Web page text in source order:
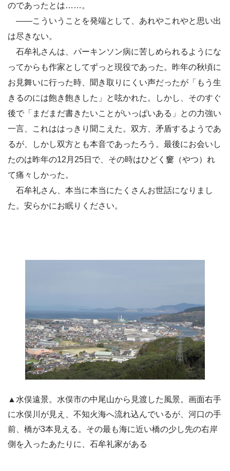
のであったとは……。
――こういうことを発端として、あれやこれやと思い出
は尽きない。
石牟礼さんは、パーキンソン病に苦しめられるようにな
ってからも作家としてずっと現役であった。昨年の秋頃に
お見舞いに行った時、聞き取りにくい声だったが「もう生
きるのには飽き飽きした」と呟かれた。しかし、そのすぐ
後で「まだまだ書きたいことがいっぱいある」との力強い
一言、これははっきり聞こえた。双方、矛盾するようであ
るが、しかし双方とも本音であったろう。最後にお会いし
たのは昨年の12月25日で、その時はひどく窶（やつ）れ
て痛々しかった。
石牟礼さん、本当に本当にたくさんお世話になりまし
た。安らかにお眠りください。
▲水俣遠景。水俣市の中尾山から見渡した風景。画面右手
に水俣川が見え、不知火海へ流れ込んでいるが、河口の手
前、橋が3本見える。その最も海に近い橋の少し先の右岸
側を入ったあたりに、石牟礼家がある